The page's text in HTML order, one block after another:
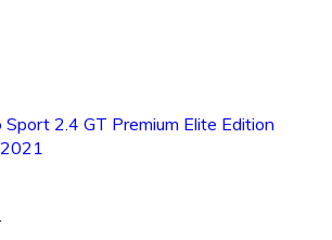
Sport 2.4 GT Premium Elite Edition